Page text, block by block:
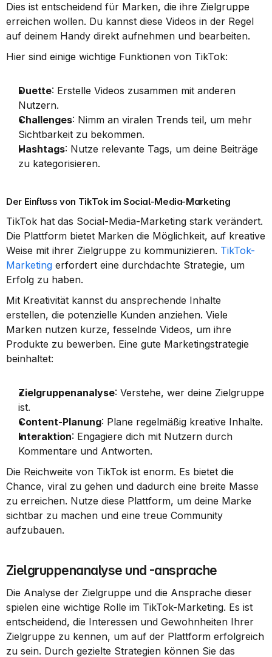
Dies ist entscheidend für Marken, die ihre Zielgruppe
erreichen wollen. Du kannst diese Videos in der Regel
auf deinem Handy direkt aufnehmen und bearbeiten.
Hier sind einige wichtige Funktionen von TikTok:
Duette: Erstelle Videos zusammen mit anderen
Nutzern.
Challenges: Nimm an viralen Trends teil, um mehr
Sichtbarkeit zu bekommen.
Hashtags: Nutze relevante Tags, um deine Beiträge
zu kategorisieren.
Der Einfluss von TikTok im Social-Media-Marketing
TikTok hat das Social-Media-Marketing stark verändert.
Die Plattform bietet Marken die Möglichkeit, auf kreative
Weise mit ihrer Zielgruppe zu kommunizieren. TikTok-
Marketing erfordert eine durchdachte Strategie, um
Erfolg zu haben.
Mit Kreativität kannst du ansprechende Inhalte
erstellen, die potenzielle Kunden anziehen. Viele
Marken nutzen kurze, fesselnde Videos, um ihre
Produkte zu bewerben. Eine gute Marketingstrategie
beinhaltet:
Zielgruppenanalyse: Verstehe, wer deine Zielgruppe
ist.
Content-Planung: Plane regelmäßig kreative Inhalte.
Interaktion: Engagiere dich mit Nutzern durch
Kommentare und Antworten.
Die Reichweite von TikTok ist enorm. Es bietet die
Chance, viral zu gehen und dadurch eine breite Masse
zu erreichen. Nutze diese Plattform, um deine Marke
sichtbar zu machen und eine treue Community
aufzubauen.
Zielgruppenanalyse und -ansprache
Die Analyse der Zielgruppe und die Ansprache dieser
spielen eine wichtige Rolle im TikTok-Marketing. Es ist
entscheidend, die Interessen und Gewohnheiten Ihrer
Zielgruppe zu kennen, um auf der Plattform erfolgreich
zu sein. Durch gezielte Strategien können Sie das